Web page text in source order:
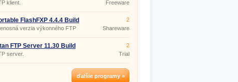
klient.
Freeware
FlashFXP 4.4.4 Build
verzia výkonného FTP
2
Shareware
FTP Server 11.30 Build
server.
2
Trial
ďalšie programy »